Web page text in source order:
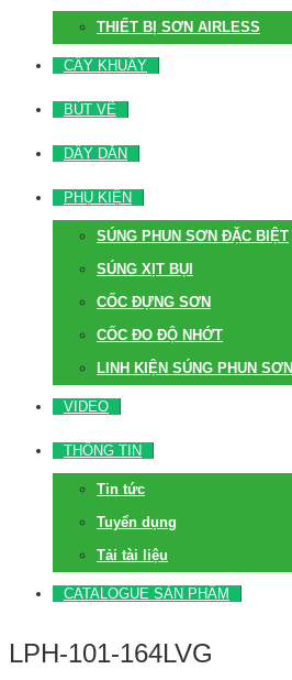
THIẾT BỊ SƠN AIRLESS
CÂY KHUẤY
BÚT VẼ
DÂY DẪN
PHỤ KIỆN
SÚNG PHUN SƠN ĐẶC BIỆT
SÚNG XỊT BỤI
CỐC ĐỰNG SƠN
CỐC ĐO ĐỘ NHỚT
LINH KIỆN SÚNG PHUN SƠN
VIDEO
THÔNG TIN
Tin tức
Tuyển dụng
Tải tài liệu
CATALOGUE SẢN PHẨM
LPH-101-164LVG